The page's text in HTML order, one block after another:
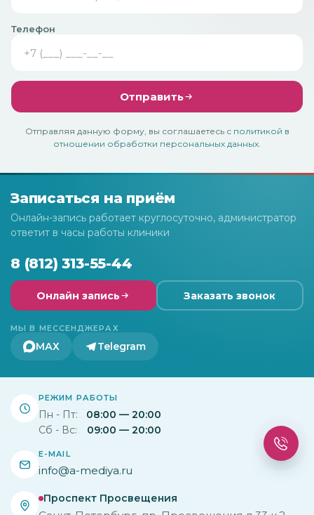
Телефон
Отправить
Отправляя данную форму, вы соглашаетесь с политикой в
отношении обработки персональных данных.
Записаться на приём
Онлайн-запись работает круглосуточно, администратор
ответит в часы работы клиники
8 (812) 313-55-44
Онлайн запись Заказать звонок
МЫ В МЕССЕНДЖЕРАХ
МАХ Telegram
РЕЖИМ РАБОТЫ
Пн - Пт:
08:00 — 20:00
Сб - Вс:
09:00 — 20:00
E-MAIL
info@a-mediya.ru
Проспект Просвещения